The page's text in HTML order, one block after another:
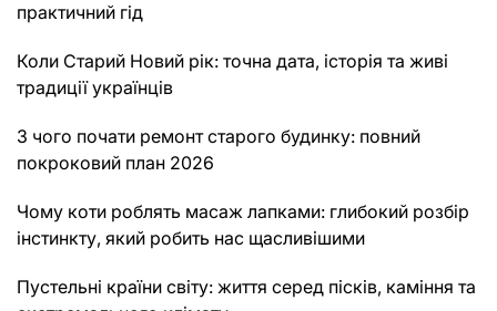
практичний гід
Коли Старий Новий рік: точна дата, історія та живі
традиції українців
З чого почати ремонт старого будинку: повний
покроковий план 2026
Чому коти роблять масаж лапками: глибокий розбір
інстинкту, який робить нас щасливішими
Пустельні країни світу: життя серед пісків, каміння та